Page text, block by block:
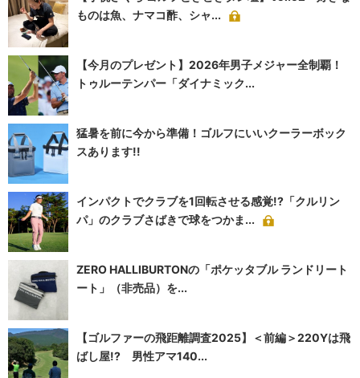
ものは魚、ナマコ酢、シャ...
【今月のプレゼント】2026年男子メジャー全制覇！
トゥルーテンパー「ダイナミック...
猛暑を前に今から準備！ゴルフにいいクーラーボック
スあります!!
インパクトでクラブを1回転させる感覚!?「クルリン
パ」のクラブさばきで球をつかま...
ZERO HALLIBURTONの「ポケッタブル ランドリート
ート」（非売品）を...
【ゴルファーの飛距離調査2025】＜前編＞220Yは飛
ばし屋!? 男性アマ140...